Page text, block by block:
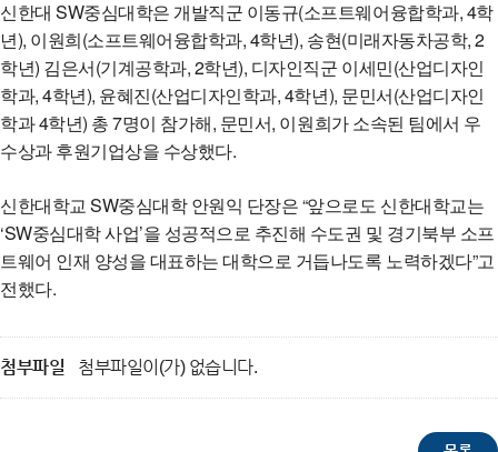
신한대 SW중심대학은 개발직군 이동규(소프트웨어융합학과, 4학
년), 이원희(소프트웨어융합학과, 4학년), 송현(미래자동차공학, 2
학년) 김은서(기계공학과, 2학년), 디자인직군 이세민(산업디자인
학과, 4학년), 윤혜진(산업디자인학과, 4학년), 문민서(산업디자인
학과 4학년) 총 7명이 참가해, 문민서, 이원희가 소속된 팀에서 우
수상과 후원기업상을 수상했다.
신한대학교 SW중심대학 안원익 단장은 “앞으로도 신한대학교는
‘SW중심대학 사업’을 성공적으로 추진해 수도권 및 경기북부 소프
트웨어 인재 양성을 대표하는 대학으로 거듭나도록 노력하겠다”고
전했다.
첨부파일 첨부파일이(가) 없습니다.